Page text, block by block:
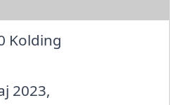
Kolding
2023,